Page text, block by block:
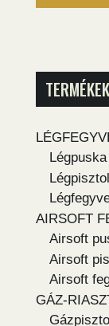
TERMÉKEK
Légpuska
AIRSOFT
Airsoft
Airsoft
Airsoft
GÁZ-